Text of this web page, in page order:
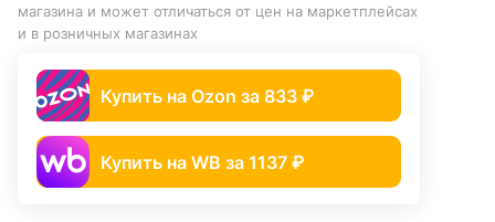
магазина и может отличаться от цен на маркетплейсах
и в розничных магазинах
Купить на Ozon за 833 ₽
Купить на WB за 1137 ₽